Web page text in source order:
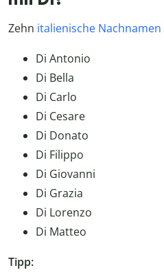
Zehn italienische Nachnamen
Di Antonio
Di Bella
Di Carlo
Di Cesare
Di Donato
Di Filippo
Di Giovanni
Di Grazia
Di Lorenzo
Di Matteo
Tipp: